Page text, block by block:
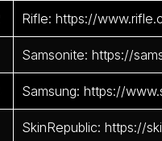
Rifle: https://
Samsonite: https://
Samsung: https://
SkinRepublic: https://